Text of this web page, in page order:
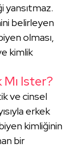
yansıtmaz.
belirleyen
olması,
kimlik
Ister?
ve cinsel
erkek
kimliğinin
bir